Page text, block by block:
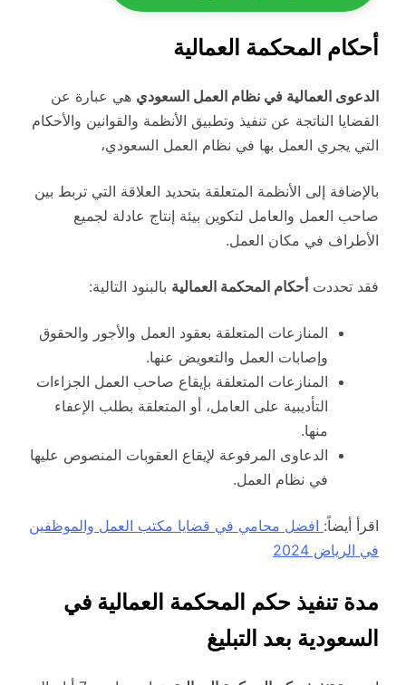
أحكام المحكمة العمالية
الدعوى العمالية في نظام العمل السعودي هي عبارة عن
القضايا الناتجة عن تنفيذ وتطبيق الأنظمة والقوانين والأحكام
التي يجري العمل بها في نظام العمل السعودي،
بالإضافة إلى الأنظمة المتعلقة بتحديد العلاقة التي تربط بين
صاحب العمل والعامل لتكوين بيئة إنتاج عادلة لجميع
الأطراف في مكان العمل.
فقد تحددتأحكام المحكمة العمالية بالبنود التالية:
المنازعات المتعلقة بعقود العمل والأجور والحقوق
وإصابات العمل والتعويض عنها.
المنازعات المتعلقة بإيقاع صاحب العمل الجزاءات
التأديبية على العامل، أو المتعلقة بطلب الإعفاء
منها.
الدعاوى المرفوعة لإيقاع العقوبات المنصوص عليها
في نظام العمل.
اقرأ أيضاً: افضل محامي في قضايا مكتب العمل والموظفين
في الرياض 2024
مدة تنفيذ حكم المحكمة العمالية في
السعودية بعد التبليغ